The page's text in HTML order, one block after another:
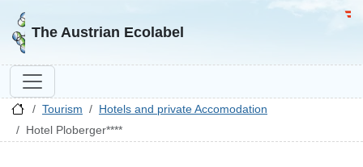
Go to homepage
The Austrian Ecolabel
Tourism
Hotels and private Accomodation
Hotel Ploberger****